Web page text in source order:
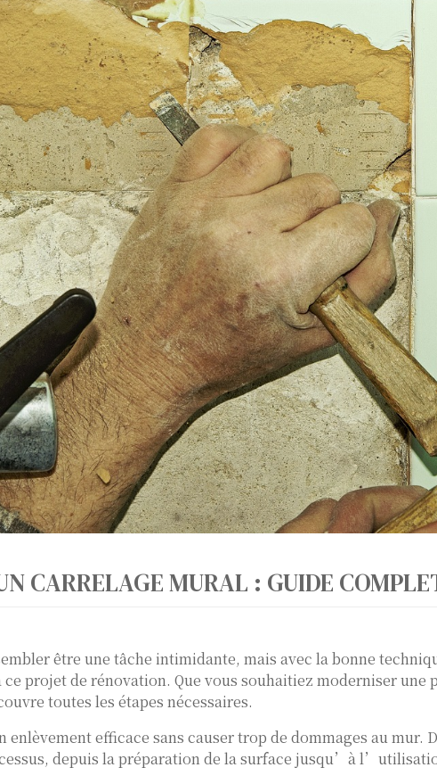
CARRELAGE MURAL : GUIDE
être une tâche intimidante, mais avec la bonne
projet de rénovation. Que vous souhaitiez moderniser une
toutes les étapes nécessaires.
efficace sans causer trop de dommages au mur.
depuis la préparation de la surface jusqu’à